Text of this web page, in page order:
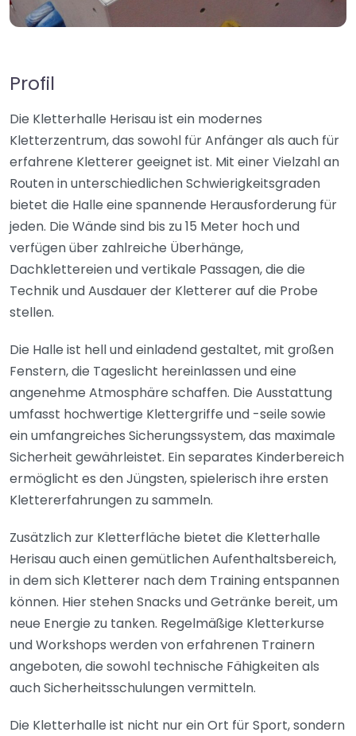
Profil
Die Kletterhalle Herisau ist ein modernes
Kletterzentrum, das sowohl für Anfänger als auch für
erfahrene Kletterer geeignet ist. Mit einer Vielzahl an
Routen in unterschiedlichen Schwierigkeitsgraden
bietet die Halle eine spannende Herausforderung für
jeden. Die Wände sind bis zu 15 Meter hoch und
verfügen über zahlreiche Überhänge,
Dachklettereien und vertikale Passagen, die die
Technik und Ausdauer der Kletterer auf die Probe
stellen.
Die Halle ist hell und einladend gestaltet, mit großen
Fenstern, die Tageslicht hereinlassen und eine
angenehme Atmosphäre schaffen. Die Ausstattung
umfasst hochwertige Klettergriffe und -seile sowie
ein umfangreiches Sicherungssystem, das maximale
Sicherheit gewährleistet. Ein separates Kinderbereich
ermöglicht es den Jüngsten, spielerisch ihre ersten
Klettererfahrungen zu sammeln.
Zusätzlich zur Kletterfläche bietet die Kletterhalle
Herisau auch einen gemütlichen Aufenthaltsbereich,
in dem sich Kletterer nach dem Training entspannen
können. Hier stehen Snacks und Getränke bereit, um
neue Energie zu tanken. Regelmäßige Kletterkurse
und Workshops werden von erfahrenen Trainern
angeboten, die sowohl technische Fähigkeiten als
auch Sicherheitsschulungen vermitteln.
Die Kletterhalle ist nicht nur ein Ort für Sport, sondern